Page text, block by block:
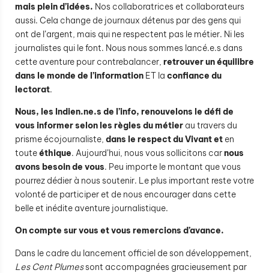
mais plein d’idées. Nos collaboratrices et collaborateurs
aussi. Cela change de journaux détenus par des gens qui
ont de l’argent, mais qui ne respectent pas le métier. Ni les
journalistes qui le font. Nous nous sommes lancé.e.s dans
cette aventure pour contrebalancer, retrouver un équilibre
dans le monde de l’information ET la confiance du
lectorat.
Nous, les Indien.ne.s de l’info, renouvelons le défi de
vous informer selon les règles du métier au travers du
prisme écojournaliste, dans le respect du Vivantet en
touteéthique. Aujourd’hui, nous vous sollicitons carnous
avons besoin de vous. Peu importe le montant que vous
pourrez dédier à nous soutenir. Le plus important reste votre
volonté de participer et de nous encourager dans cette
belle et inédite aventure journalistique.
On compte sur vous et vous remercions d’avance.
Dans le cadre du lancement officiel de son développement,
Les Cent Plumessont accompagnées gracieusement par